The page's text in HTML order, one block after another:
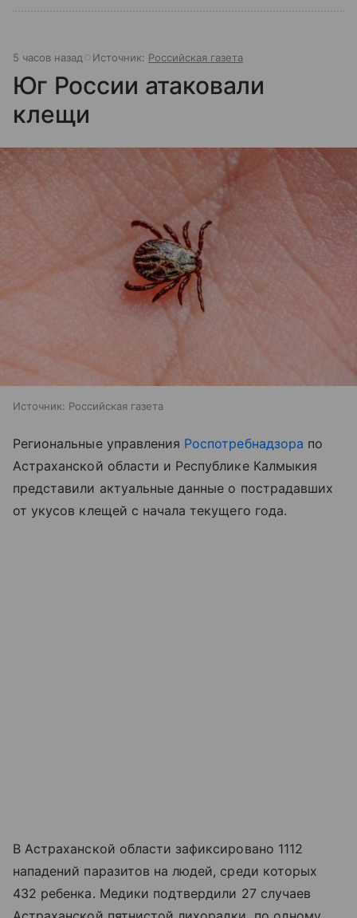
5 часов назад Источник: Российская газета
Юг России атаковали
клещи
Источник: Российская газета
Региональные управления Роспотребнадзора по
Астраханской области и Республике Калмыкия
представили актуальные данные о пострадавших
от укусов клещей с начала текущего года.
В Астраханской области зафиксировано 1112
нападений паразитов на людей, среди которых
432 ребенка. Медики подтвердили 27 случаев